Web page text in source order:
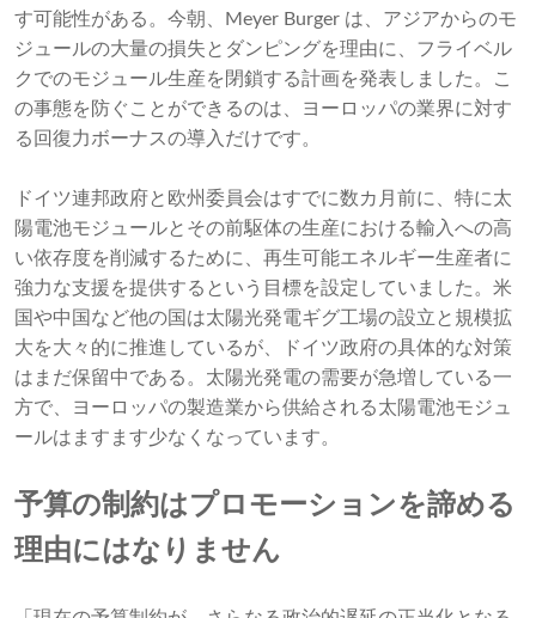
す可能性がある。今朝、Meyer Burger は、アジアからのモ
ジュールの大量の損失とダンピングを理由に、フライベル
クでのモジュール生産を閉鎖する計画を発表しました。こ
の事態を防ぐことができるのは、ヨーロッパの業界に対す
る回復力ボーナスの導入だけです。
ドイツ連邦政府と欧州委員会はすでに数カ月前に、特に太
陽電池モジュールとその前駆体の生産における輸入への高
い依存度を削減するために、再生可能エネルギー生産者に
強力な支援を提供するという目標を設定していました。米
国や中国など他の国は太陽光発電ギグ工場の設立と規模拡
大を大々的に推進しているが、ドイツ政府の具体的な対策
はまだ保留中である。太陽光発電の需要が急増している一
方で、ヨーロッパの製造業から供給される太陽電池モジュ
ールはますます少なくなっています。
予算の制約はプロモーションを諦める
理由にはなりません